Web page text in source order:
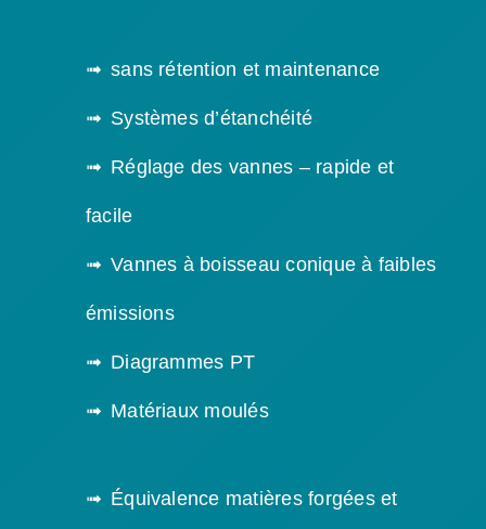
sans rétention et maintenance
Systèmes d’étanchéité
Réglage des vannes – rapide et
facile
Vannes à boisseau conique à faibles
émissions
Diagrammes PT
Matériaux moulés
Équivalence matières forgées et